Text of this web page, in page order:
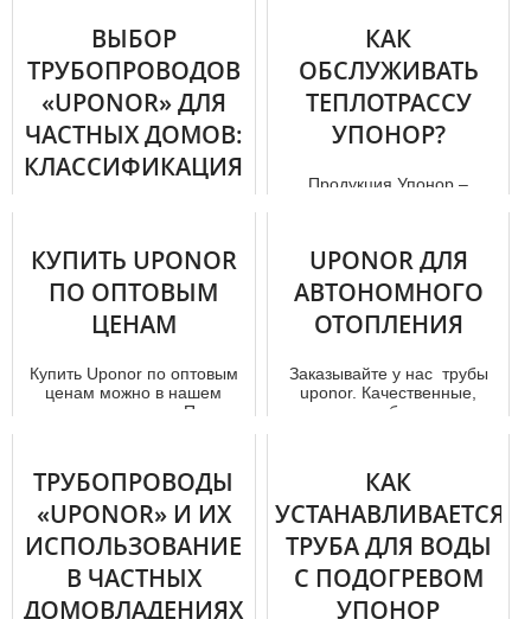
ВЫБОР
ТРУБОПРОВОДОВ
«UPONOR» ДЛЯ
ЧАСТНЫХ ДОМОВ:
КЛАССИФИКАЦИЯ
В первой части данной
статьи мы рассказали, какие
преимущества и сильные
стороны свойственны
готовым...
КАК
ОБСЛУЖИВАТЬ
ТЕПЛОТРАССУ
УПОНОР?
Продукция Упонор –
производственного...
КУПИТЬ UPONOR
ПО ОПТОВЫМ
ЦЕНАМ
Купить Uponor по оптовым
ценам можно в нашем
интернет-магазине. Почему
UPONOR ДЛЯ
АВТОНОМНОГО
ОТОПЛЕНИЯ
Заказывайте у нас тpубы
uponor. Качественные,
надежные и безопасные.
ТРУБОПРОВОДЫ
«UPONOR» И ИХ
ИСПОЛЬЗОВАНИЕ
В ЧАСТНЫХ
ДОМОВЛАДЕНИЯХ
КАК
УСТАНАВЛИВАЕТСЯ
ТРУБА ДЛЯ ВОДЫ
С ПОДОГРЕВОМ
УПОНОР